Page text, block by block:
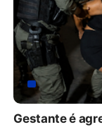
Gestante é